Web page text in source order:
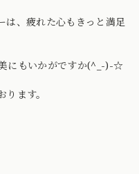
は、疲れた心もきっと満足
にもいかがですか(^_-)-☆
ます。